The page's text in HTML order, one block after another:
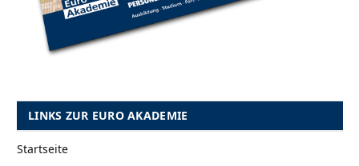
LINKS ZUR EURO AKADEMIE
Startseite